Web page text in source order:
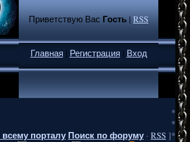
Приветствую Вас Гость|RSS
Главная | Регистрация | Вход
*
*
порталу Поиск по форуму · RSS ]*